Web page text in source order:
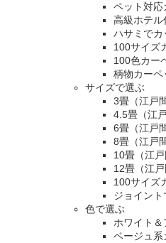
ペット対応
高級ホテル
ハサミでカ
100サイズ
100色カー
柄物カーペ
サイズで選ぶ
3畳（江戸
4.5畳（江
6畳（江戸
8畳（江戸
10畳（江
12畳（江
100サイズ
ジョイント
色で選ぶ
ホワイト＆
ベージュ系